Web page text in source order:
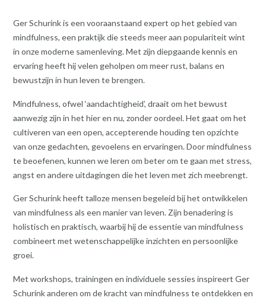
Ger Schurink is een vooraanstaand expert op het gebied van
mindfulness, een praktijk die steeds meer aan populariteit wint
in onze moderne samenleving. Met zijn diepgaande kennis en
ervaring heeft hij velen geholpen om meer rust, balans en
bewustzijn in hun leven te brengen.
Mindfulness, ofwel ‘aandachtigheid’, draait om het bewust
aanwezig zijn in het hier en nu, zonder oordeel. Het gaat om het
cultiveren van een open, accepterende houding ten opzichte
van onze gedachten, gevoelens en ervaringen. Door mindfulness
te beoefenen, kunnen we leren om beter om te gaan met stress,
angst en andere uitdagingen die het leven met zich meebrengt.
Ger Schurink heeft talloze mensen begeleid bij het ontwikkelen
van mindfulness als een manier van leven. Zijn benadering is
holistisch en praktisch, waarbij hij de essentie van mindfulness
combineert met wetenschappelijke inzichten en persoonlijke
groei.
Met workshops, trainingen en individuele sessies inspireert Ger
Schurink anderen om de kracht van mindfulness te ontdekken en